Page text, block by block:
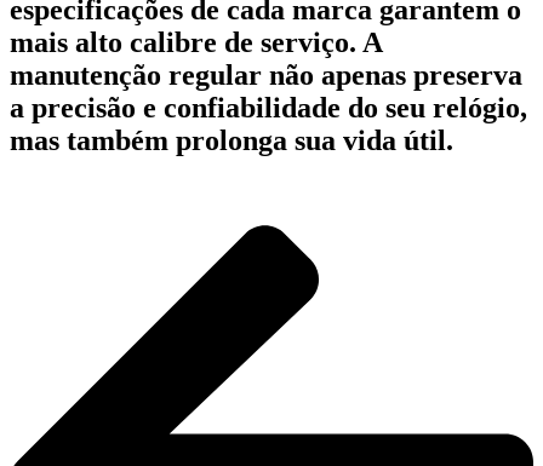
especificações de cada marca garantem o
mais alto calibre de serviço. A
manutenção regular não apenas preserva
a precisão e confiabilidade do seu relógio,
mas também prolonga sua vida útil.